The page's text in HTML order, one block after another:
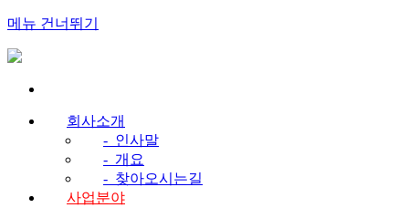
메뉴 건너뛰기
회사소개
- 인사말
- 개요
- 찾아오시는길
사업분야